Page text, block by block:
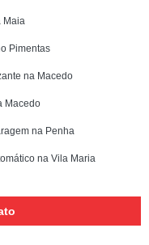
Maia
Pimentas
na Macedo
Macedo
na Penha
na Vila Maria